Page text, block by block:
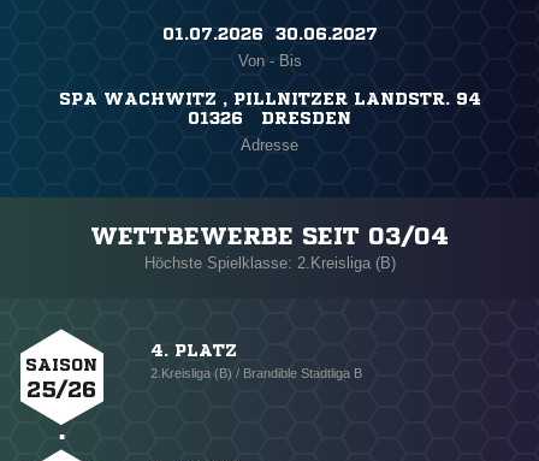
01.07.2026 ​ 30.06.2027
Von - Bis
SPA WACHWITZ , PILLNITZER LANDSTR. 94
01326 DRESDEN
Adresse
WETTBEWERBE SEIT 03/04
Höchste Spielklasse: 2.Kreisliga (B)
SAISON
25/26
4. PLATZ
2.Kreisliga (B) / Brandible Stadtliga B